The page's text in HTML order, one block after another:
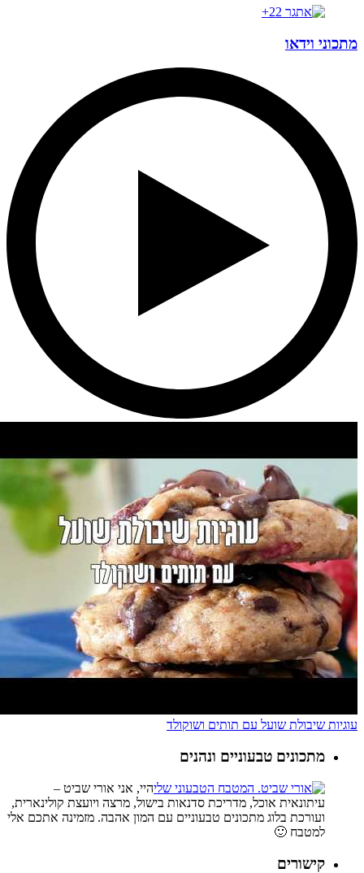
מתכוני וידאו
עוגיות שיבולת שועל עם תותים ושוקולד
מתכונים טבעוניים ונהנים
היי, אני אורי שביט –
עיתונאית אוכל, מדריכת סדנאות בישול, מרצה ויועצת קולינארית,
ועורכת בלוג מתכונים טבעוניים עם המון אהבה. מזמינה אתכם אלי
למטבח 🙂
קישורים